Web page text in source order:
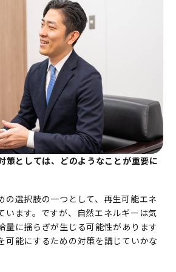
策としては、どのようなことが重要に
の選択肢の一つとして、再生可能エネ
います。ですが、自然エネルギーは気
量に揺らぎが生じる可能性があります
可能にするための対策を講じていかな